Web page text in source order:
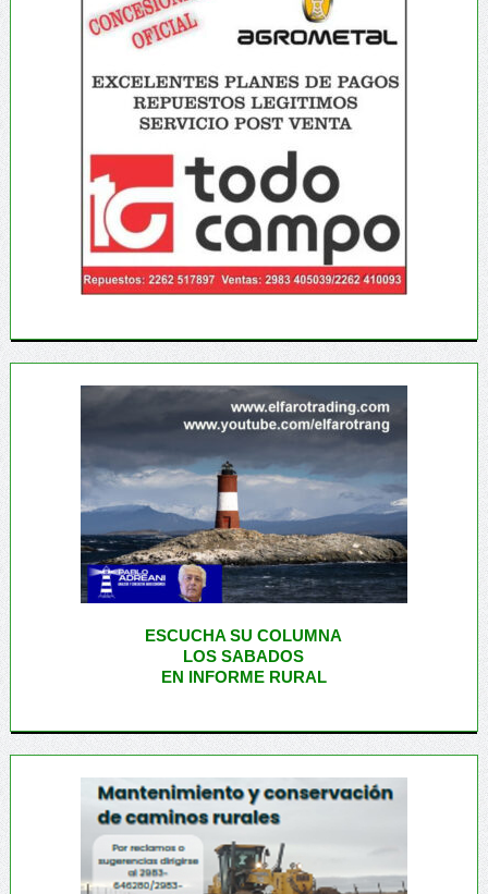
ESCUCHA SU COLUMNA
LOS SABADOS
EN INFORME RURAL